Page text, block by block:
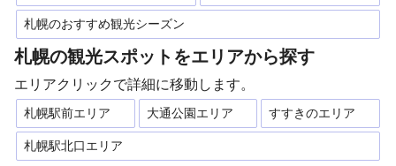
札幌のおすすめ観光シーズン
札幌の観光スポットをエリアから探す
エリアクリックで詳細に移動します。
札幌駅前エリア 大通公園エリア すすきのエリア
札幌駅北口エリア